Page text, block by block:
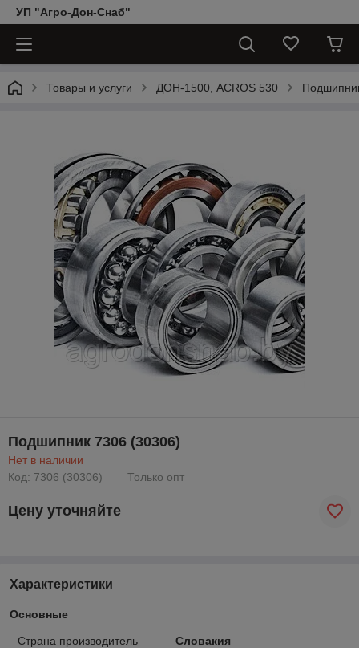
УП "Агро-Дон-Снаб"
Товары и услуги ДОН-1500, АCROS 530
Подшипник 7306 (30306)
Нет в наличии
Код: 7306 (30306)
Только опт
Цену уточняйте
Характеристики
Основные
Страна производитель Словакия